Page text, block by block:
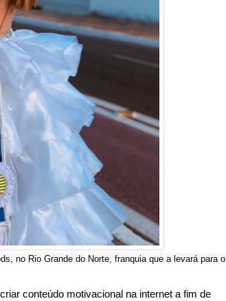
no Rio Grande do Norte, franquia que a levará para o
conteúdo motivacional na internet a fim de